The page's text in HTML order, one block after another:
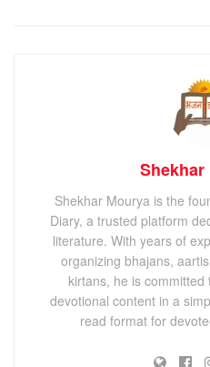
Shekhar
Shekhar Mourya is the
Diary, a trusted platform
literature. With years of
organizing bhajans,
kirtans, he is
devotional content in a
read format for